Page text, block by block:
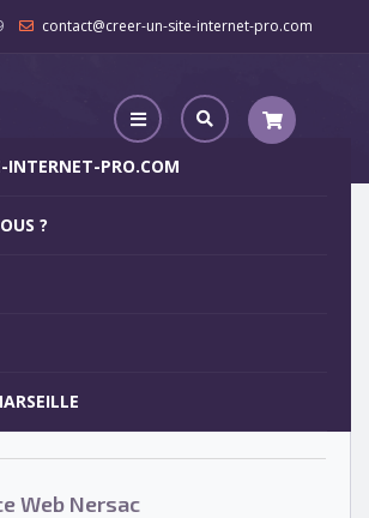
contact@creer-un-site-internet-pro.com
INTERNET-PRO.COM
? Web Nersac
internet pour 29€
Web Nersac